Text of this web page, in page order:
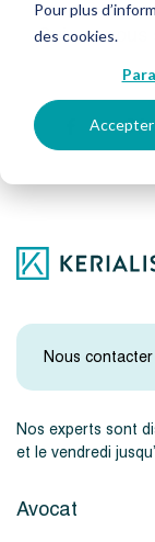
Pour plus
des cookies.
Accepter
Suivez-nous
Nos experts sont
et le vendredi
Nous contacter
Avocat